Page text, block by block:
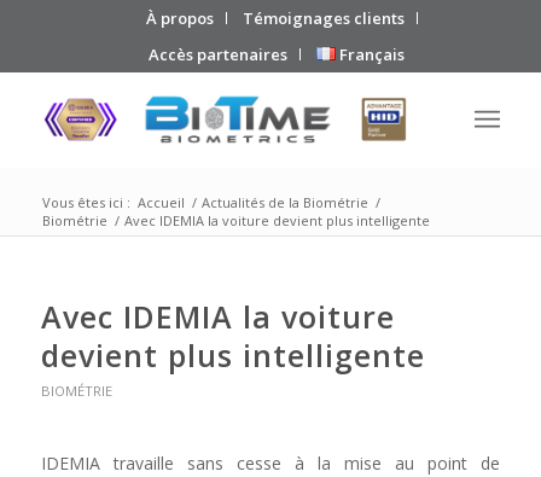
À propos
Témoignages clients
Accès partenaires
Français
Vous êtes ici : Accueil / Actualités de la Biométrie /
Biométrie / Avec IDEMIA la voiture devient plus intelligente
Avec IDEMIA la voiture
devient plus intelligente
BIOMÉTRIE
IDEMIA travaille sans cesse à la mise au point de